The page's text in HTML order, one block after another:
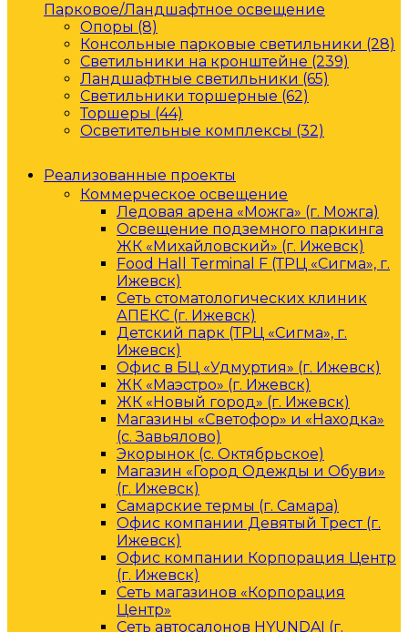
Парковое/Ландшафтное освещение
Опоры (8)
Консольные парковые светильники (28)
Светильники на кронштейне (239)
Ландшафтные светильники (65)
Светильники торшерные (62)
Торшеры (44)
Осветительные комплексы (32)
Реализованные проекты
Коммерческое освещение
Ледовая арена «Можга» (г. Можга)
Освещение подземного паркинга
ЖК «Михайловский» (г. Ижевск)
Food Hall Terminal F (ТРЦ «Сигма», г.
Ижевск)
Сеть стоматологических клиник
АПЕКС (г. Ижевск)
Детский парк (ТРЦ «Сигма», г.
Ижевск)
Офис в БЦ «Удмуртия» (г. Ижевск)
ЖК «Маэстро» (г. Ижевск)
ЖК «Новый город» (г. Ижевск)
Магазины «Светофор» и «Находка»
(с. Завьялово)
Экорынок (с. Октябрьское)
Магазин «Город Одежды и Обуви»
(г. Ижевск)
Самарские термы (г. Самара)
Офис компании Девятый Трест (г.
Ижевск)
Офис компании Корпорация Центр
(г. Ижевск)
Сеть магазинов «Корпорация
Центр»
Сеть автосалонов HYUNDAI (г.